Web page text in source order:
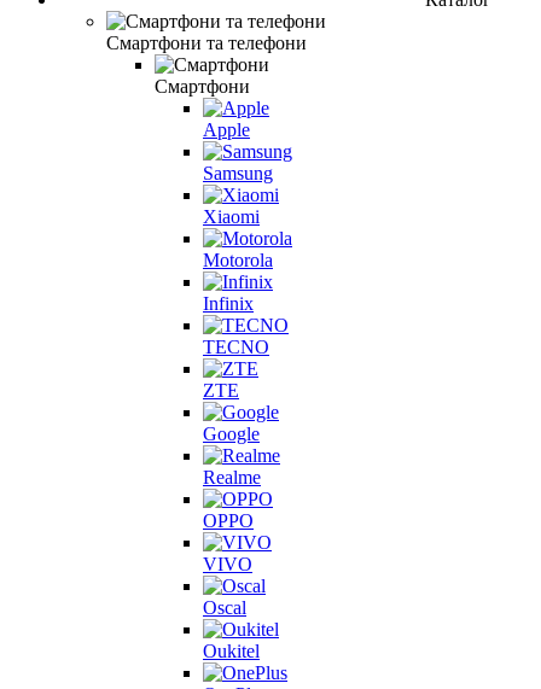
Смартфони та телефони
Смартфони
Apple
Samsung
Xiaomi
Motorola
Infinix
TECNO
ZTE
Google
Realme
OPPO
VIVO
Oscal
Oukitel